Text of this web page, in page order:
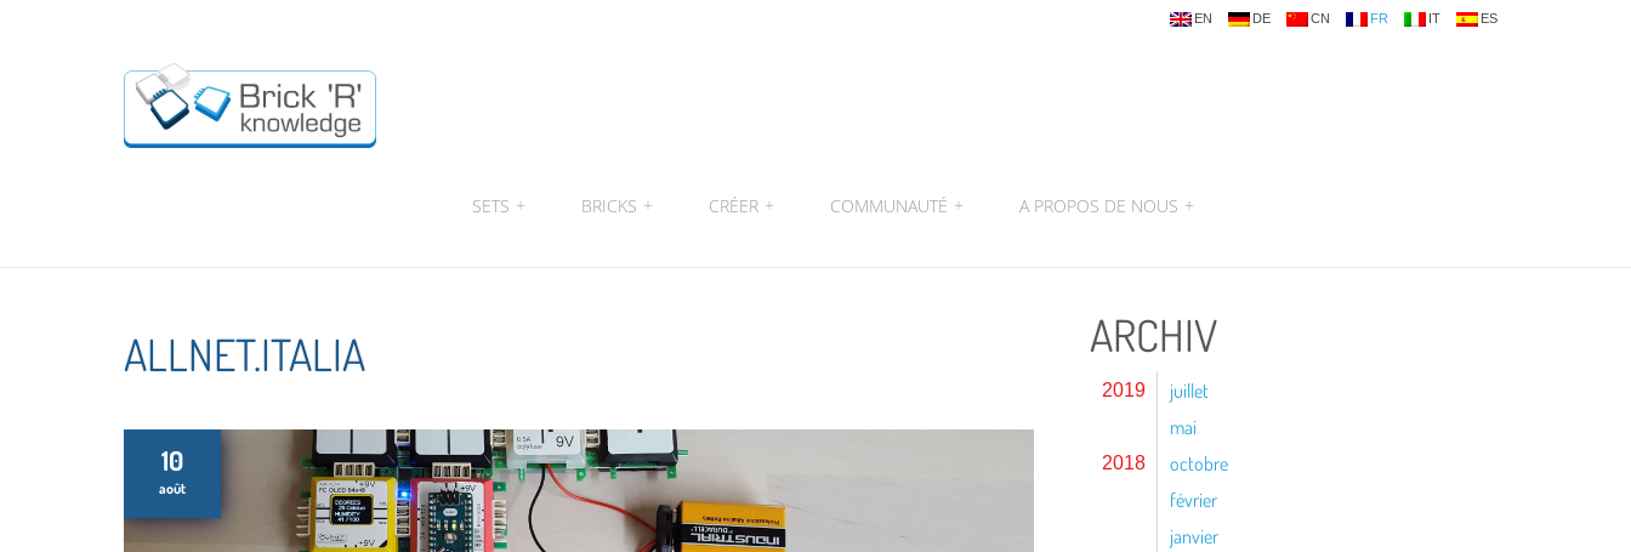
EN DE CN FR IT ES
SETS + BRICKS + CRÉER + COMMUNAUTÉ + A PROPOS DE NOUS +
ALLNET.ITALIA
10
août
ARCHIV
2019
juillet
mai
2018
octobre
février
janvier